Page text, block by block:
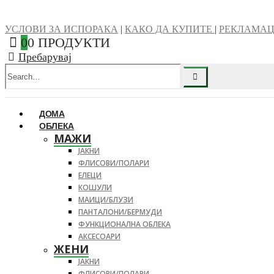
УСЛОВИ ЗА ИСПОРАКА | КАКО ДА КУПИТЕ |
00 ПРОДУКТИ
Пребарувај
ДОМА
ОБЛЕКА
МАЖИ
ЈАКНИ
ФЛИСОВИ/ПОЛАРИ
ЕЛЕЦИ
КОШУЛИ
МАИЦИ/БЛУЗИ
ПАНТАЛОНИ/БЕРМУДИ
ФУНКЦИОНАЛНА ОБЛЕКА
АКСЕСОАРИ
ЖЕНИ
ЈАКНИ